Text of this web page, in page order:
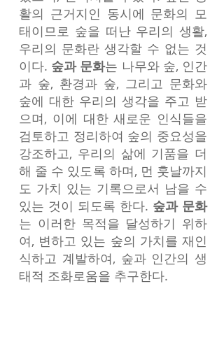
활의 근거지인 동시에 문화의 모
태이므로 숲을 떠난 우리의 생활,
우리의 문화란 생각할 수 없는 것
이다. 숲과 문화는 나무와 숲, 인간
과 숲, 환경과 숲, 그리고 문화와
숲에 대한 우리의 생각을 주고 받
으며, 이에 대한 새로운 인식들을
검토하고 정리하여 숲의 중요성을
강조하고, 우리의 삶에 기품을 더
해 줄 수 있도록 하며, 먼 훗날까지
도 가치 있는 기록으로서 남을 수
있는 것이 되도록 한다. 숲과 문화
는 이러한 목적을 달성하기 위하
여, 변하고 있는 숲의 가치를 재인
식하고 계발하여, 숲과 인간의 생
태적 조화로움을 추구한다.